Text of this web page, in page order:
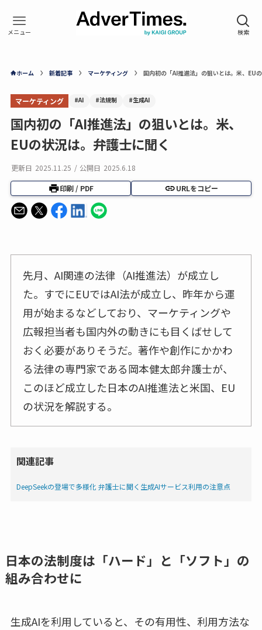
ホーム 新着記事 マーケティング 国内初の「AI推進法」の狙いとは。米、EU
マーケティング #AI #法規制 #生成AI
国内初の「AI推進法」の狙いとは。米、
EUの状況は。弁護士に聞く
更新日 2025.11.25 / 公開日 2025.6.18
印刷 / PDF URLをコピー
先月、AI関連の法律（AI推進法）が成立し
た。すでにEUではAI法が成立し、昨年から運
用が始まるなどしており、マーケティングや
広報担当者も国内外の動きにも目くばせして
おく必要がありそうだ。著作や創作にかかわ
る法律の専門家である岡本健太郎弁護士が、
このほど成立した日本のAI推進法と米国、EU
の状況を解説する。
関連記事
DeepSeekの登場で多様化 弁護士に聞く生成AIサービス利用の注意点
日本の法制度は「ハード」と「ソフト」の
組み合わせに
生成AIを利用していると、その有用性、利用方法な